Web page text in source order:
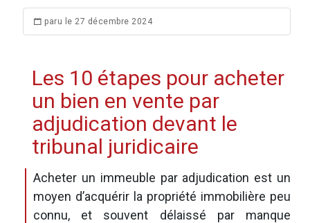
paru le 27 décembre 2024
Les 10 étapes pour acheter
un bien en vente par
adjudication devant le
tribunal juridicaire
Acheter un immeuble par adjudication est un
moyen d’acquérir la propriété immobilière peu
connu, et souvent délaissé par manque